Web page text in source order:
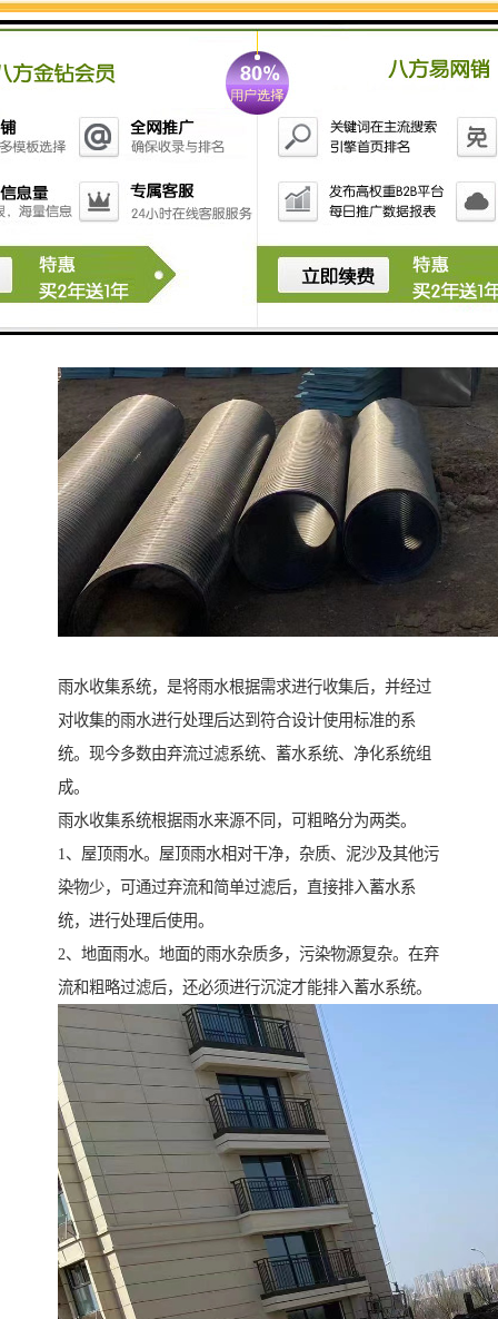
雨水收集系统，是将雨水根据需求进行收集后，并经过
对收集的雨水进行处理后达到符合设计使用标准的系
统。现今多数由弃流过滤系统、蓄水系统、净化系统组
成。
雨水收集系统根据雨水来源不同，可粗略分为两类。
1、屋顶雨水。屋顶雨水相对干净，杂质、泥沙及其他污
染物少，可通过弃流和简单过滤后，直接排入蓄水系
统，进行处理后使用。
2、地面雨水。地面的雨水杂质多，污染物源复杂。在弃
流和粗略过滤后，还必须进行沉淀才能排入蓄水系统。